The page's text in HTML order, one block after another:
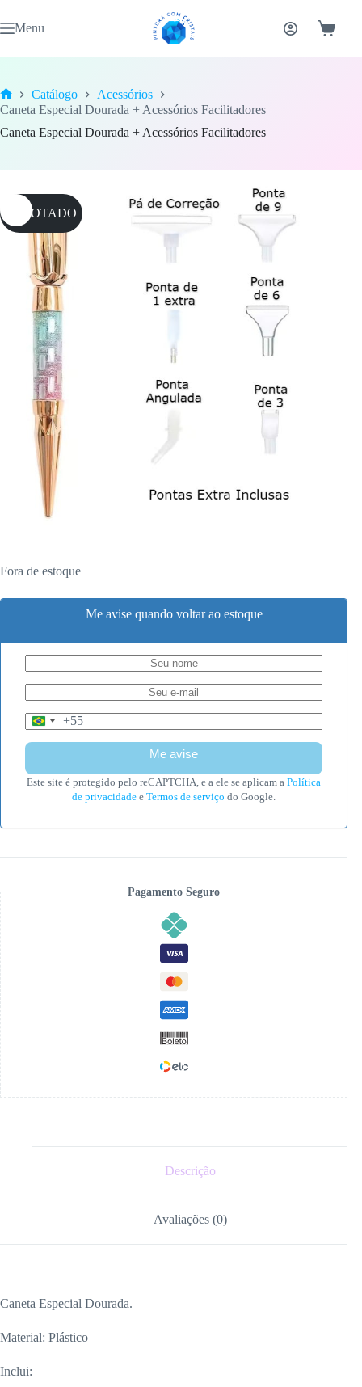
para
o
Menu Carrinho
Home
Catálogo
Acessórios
Caneta Especial Dourada + Acessórios Facilitadores
Caneta Especial Dourada + Acessórios Facilitadores
ESGOTADO
Fora de estoque
Me avise quando voltar ao estoque
B
i
5
+55
Este site é protegido pelo reCAPTCHA, e a ele se aplicam aPolítica
de privacidadeeTermos de serviçodo Google.
Pagamento Seguro
Descrição
Avaliações (0)
Caneta Especial Dourada.
Material: Plástico
Inclui: